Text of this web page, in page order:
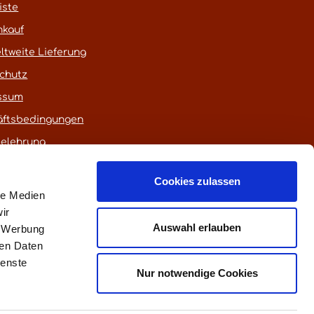
Medien
Daten
Cookies zulassen
Auswahl erlauben
Nur notwendige Cookies
Lieferung